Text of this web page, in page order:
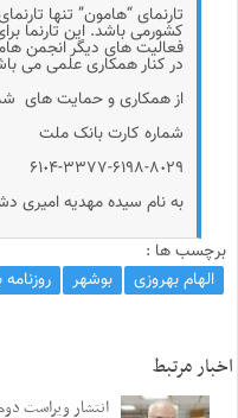
تارنمای “هامون” تنها
کشورمی باشد. این تارنما
فعالیت های دیگر انجمن
در کنار همکاری علمی می
از همکاری و حمایت های
شماره کارت بانک ملت
۶۱٠۴-۳۳۷۷-۶۱۹۸-۸٠۲۹
به نام سیده مهدیه امیری
برچسب ها :
الهام بهروزی
بوشهر
اخبار مرتبط
انتشار ویراست